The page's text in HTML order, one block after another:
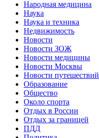
Народная медицина
Наука
Наука и техника
Недвижимость
Новости
Новости ЗОЖ
Новости медицины
Новости Москвы
Новости путешествий
Образование
Общество
Около спорта
Отдых в России
Отдых за границей
ПДД